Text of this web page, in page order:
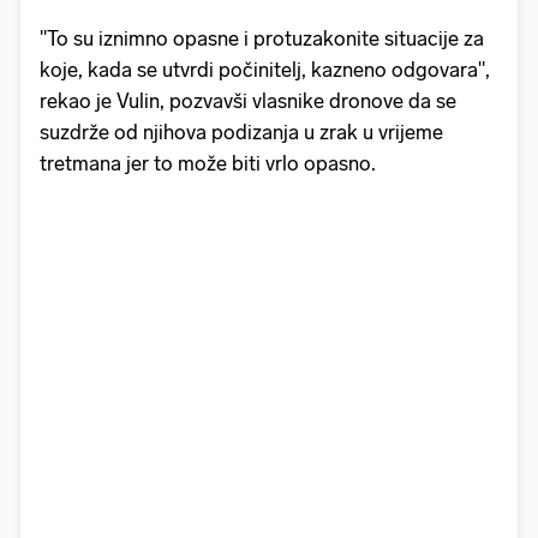
"To su iznimno opasne i protuzakonite situacije za
koje, kada se utvrdi počinitelj, kazneno odgovara",
rekao je Vulin, pozvavši vlasnike dronove da se
suzdrže od njihova podizanja u zrak u vrijeme
tretmana jer to može biti vrlo opasno.